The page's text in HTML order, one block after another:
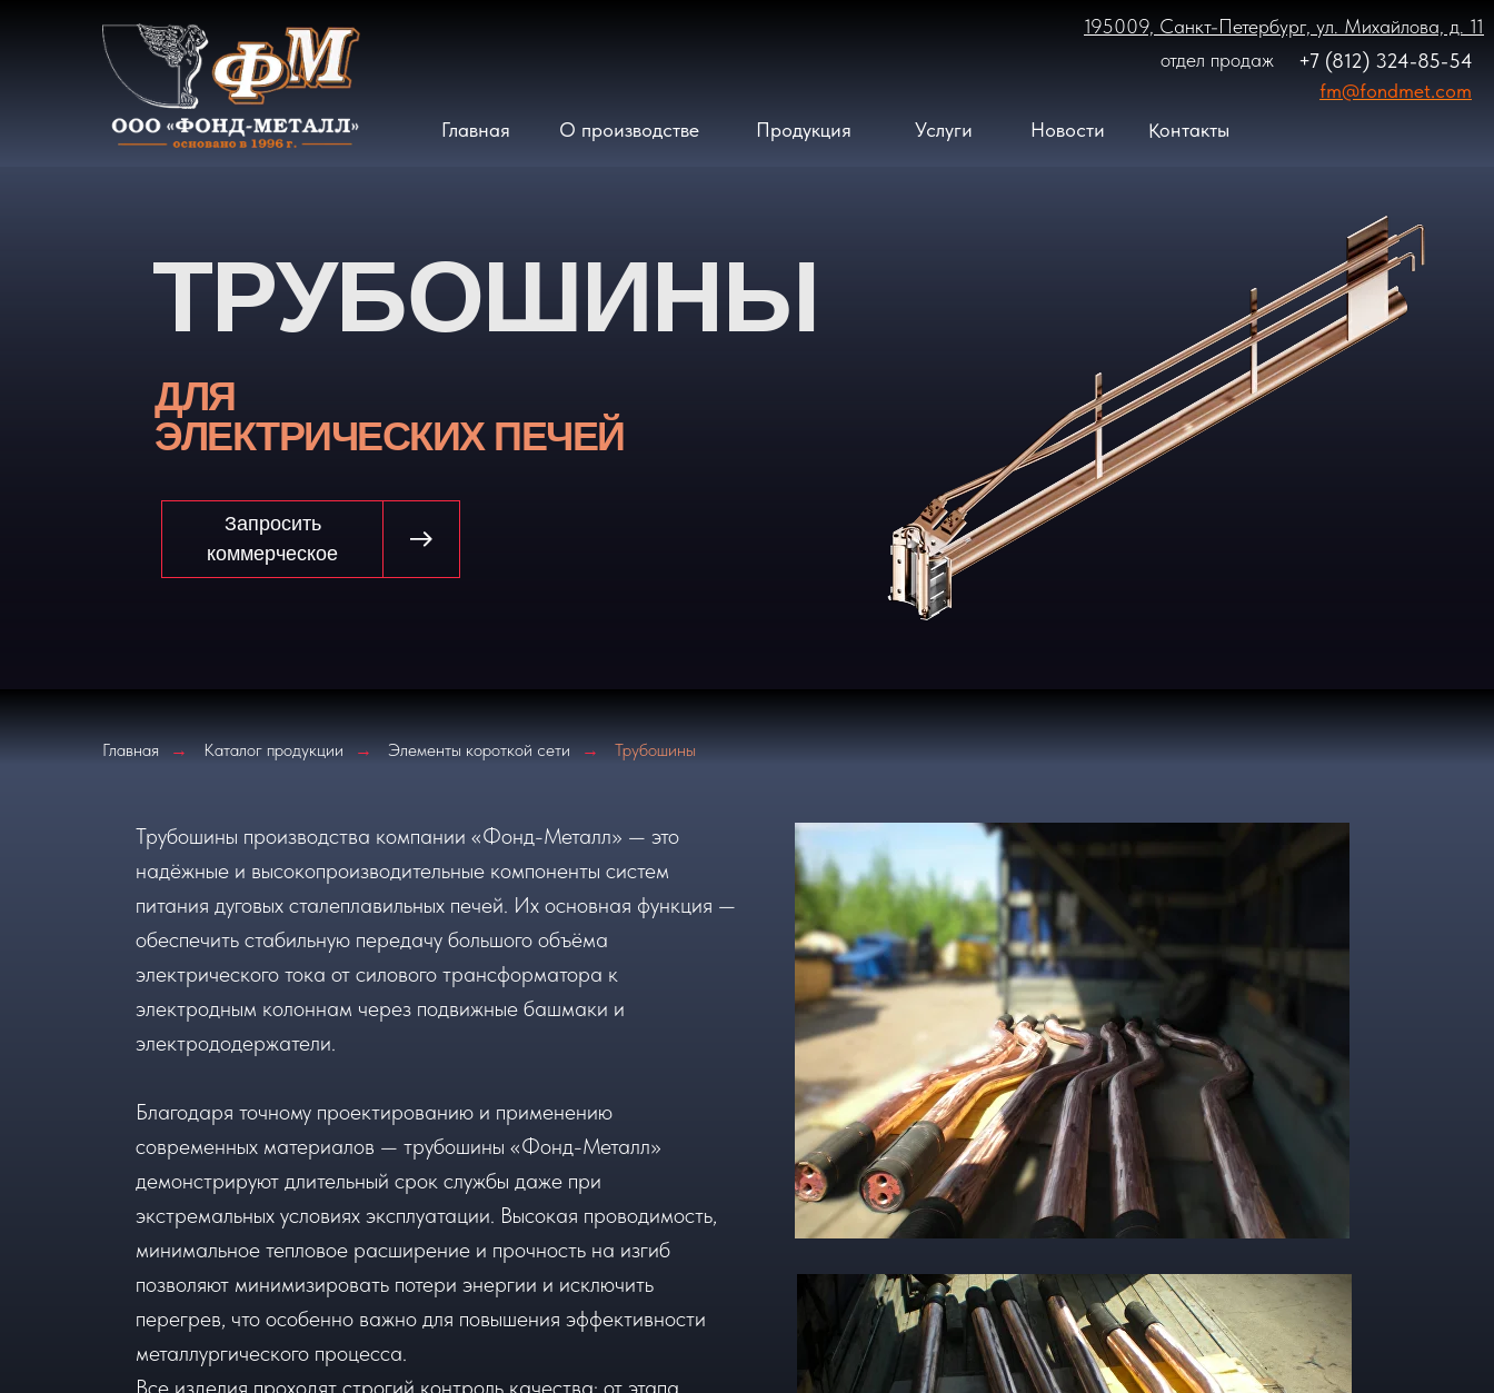
+7 (812) 324-85-54
fm@fondmet.com
195009, Санкт-Петербург, ул. Михайлова, д. 11
О производстве
Главная Продукция Контакты
Новости
Услуги
отдел продаж
ТРУБОШИНЫ
ДЛЯ
ЭЛЕКТРИЧЕСКИХ ПЕЧЕЙ
Запросить
коммерческое
Главная → Каталог продукции → Элементы короткой сети → Трубошины
Трубошины производства компании «Фонд-Металл» — это
надёжные и высокопроизводительные компоненты систем
питания дуговых сталеплавильных печей. Их основная функция —
обеспечить стабильную передачу большого объёма
электрического тока от силового трансформатора к
электродным колоннам через подвижные башмаки и
электрододержатели.
Благодаря точному проектированию и применению
современных материалов — трубошины «Фонд-Металл»
демонстрируют длительный срок службы даже при
экстремальных условиях эксплуатации. Высокая проводимость,
минимальное тепловое расширение и прочность на изгиб
позволяют минимизировать потери энергии и исключить
перегрев, что особенно важно для повышения эффективности
металлургического процесса.
Все изделия проходят строгий контроль качества: от этапа